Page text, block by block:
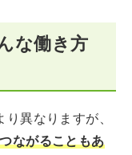
な働き方
異なりますが、
ながることもあ